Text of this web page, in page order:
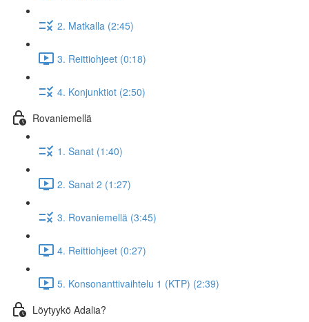
2. Matkalla (2:45)
3. Reittiohjeet (0:18)
4. Konjunktiot (2:50)
Rovaniemellä
1. Sanat (1:40)
2. Sanat 2 (1:27)
3. Rovaniemellä (3:45)
4. Reittiohjeet (0:27)
5. Konsonanttivaihtelu 1 (KTP) (2:39)
Löytyykö Adalia?